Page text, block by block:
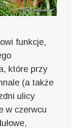
funkcje,
które przy
(a także
ulicy
w czerwcu